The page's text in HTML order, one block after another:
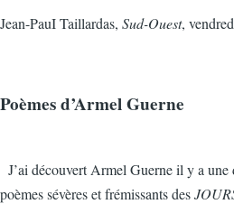
Jean-PauI Taillardas, Sud-Ouest,
Poèmes d’Armel Guerne
J’ai découvert Armel Guerne il y a une
poèmes sévères et frémissants des